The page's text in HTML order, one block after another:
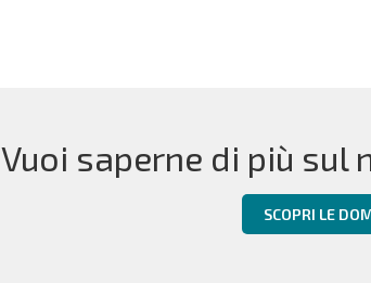
Vuoi saperne di più sul
SCOPRI LE